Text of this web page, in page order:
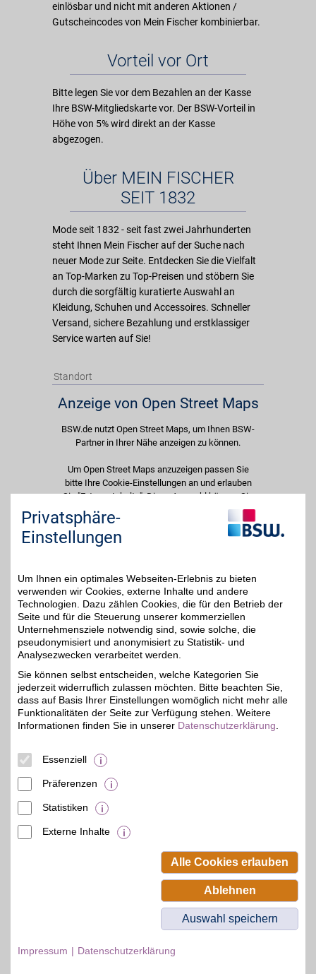
einlösbar und nicht mit anderen Aktionen /
Gutscheincodes von Mein Fischer kombinierbar.
Vorteil vor Ort
Bitte legen Sie vor dem Bezahlen an der Kasse
Ihre BSW-Mitgliedskarte vor. Der BSW-Vorteil in
Höhe von 5% wird direkt an der Kasse
abgezogen.
Über MEIN FISCHER
SEIT 1832
Mode seit 1832 - seit fast zwei Jahrhunderten
steht Ihnen Mein Fischer auf der Suche nach
neuer Mode zur Seite. Entdecken Sie die Vielfalt
an Top-Marken zu Top-Preisen und stöbern Sie
durch die sorgfältig kuratierte Auswahl an
Kleidung, Schuhen und Accessoires. Schneller
Versand, sichere Bezahlung und erstklassiger
Service warten auf Sie!
Standort
Anzeige von Open Street Maps
BSW.de nutzt Open Street Maps, um Ihnen BSW-
Partner in Ihrer Nähe anzeigen zu können.
Um Open Street Maps anzuzeigen passen Sie
bitte Ihre Cookie-Einstellungen an und erlauben
Sie "Externe Inhalte". Diese Auswahl können Sie
jederzeit über die Cookie-Einstellungen im
unteren Seitenbereich ändern.
Adresse
Paunsdorfer Allee 1
Paunsdorf-Center
04329 Leipzig
Filialen in der Nähe
Beamten-Selbsthilfewerk GmbH.
Privatsphäre-
Einstellungen
Um Ihnen ein optimales Webseiten-Erlebnis zu bieten
verwenden wir Cookies, externe Inhalte und andere
Technologien. Dazu zählen Cookies, die für den Betrieb der
Seite und für die Steuerung unserer kommerziellen
Unternehmensziele notwendig sind, sowie solche, die
pseudonymisiert und anonymisiert zu Statistik- und
Analysezwecken verarbeitet werden.
Sie können selbst entscheiden, welche Kategorien Sie
jederzeit widerruflich zulassen möchten. Bitte beachten Sie,
dass auf Basis Ihrer Einstellungen womöglich nicht mehr alle
Funktionalitäten der Seite zur Verfügung stehen. Weitere
Informationen finden Sie in unserer Datenschutzerklärung
Essenziell
Präferenzen
Statistiken
Externe Inhalte
Alle Cookies erlauben
Ablehnen
Auswahl speichern
Impressum Datenschutzerklärung